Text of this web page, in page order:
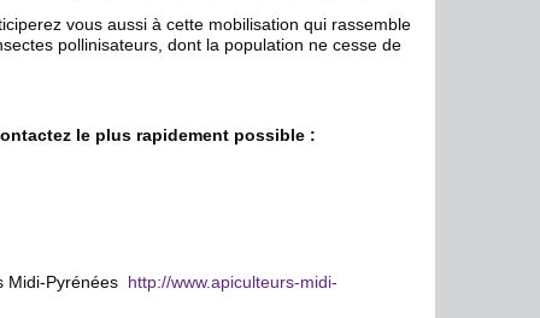
vous aussi à cette mobilisation qui rassemble
pollinisateurs, dont la population ne cesse de
le plus rapidement possible :
Midi-Pyrénées http://www.apiculteurs-midi-